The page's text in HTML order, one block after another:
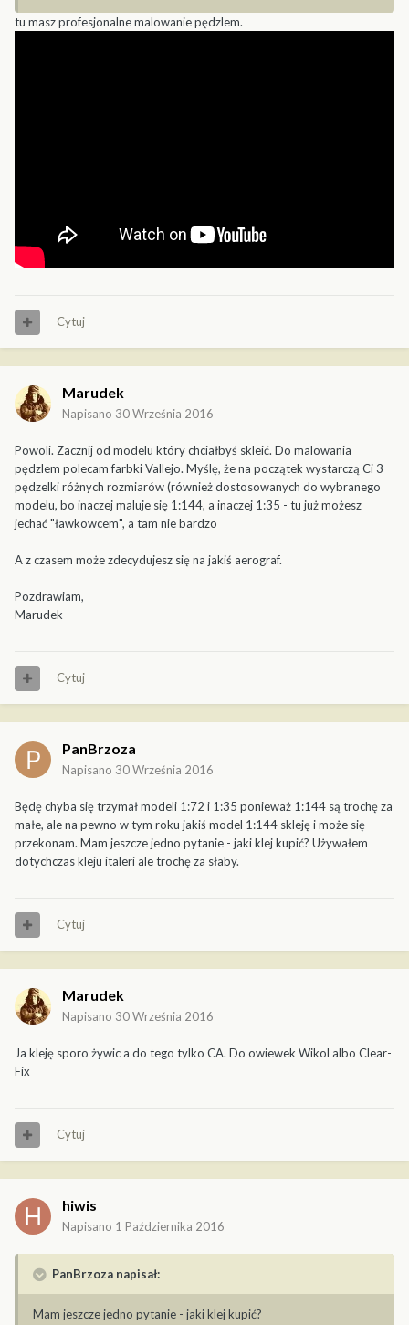
tu masz profesjonalne malowanie pędzlem.
Cytuj
Marudek
Napisano 30 Września 2016
Powoli. Zacznij od modelu który chciałbyś skleić. Do malowania
pędzlem polecam farbki Vallejo. Myślę, że na początek wystarczą Ci 3
pędzelki różnych rozmiarów (również dostosowanych do wybranego
modelu, bo inaczej maluje się 1:144, a inaczej 1:35 - tu już możesz
jechać "ławkowcem", a tam nie bardzo
A z czasem może zdecydujesz się na jakiś aerograf.
Pozdrawiam,
Marudek
Cytuj
PanBrzoza
Napisano 30 Września 2016
Będę chyba się trzymał modeli 1:72 i 1:35 ponieważ 1:144 są trochę za
małe, ale na pewno w tym roku jakiś model 1:144 skleję i może się
przekonam. Mam jeszcze jedno pytanie - jaki klej kupić? Używałem
dotychczas kleju italeri ale trochę za słaby.
Cytuj
Marudek
Napisano 30 Września 2016
Ja kleję sporo żywic a do tego tylko CA. Do owiewek Wikol albo Clear-
Fix
Cytuj
hiwis
Napisano 1 Października 2016
PanBrzoza napisał:
Mam jeszcze jedno pytanie - jaki klej kupić?